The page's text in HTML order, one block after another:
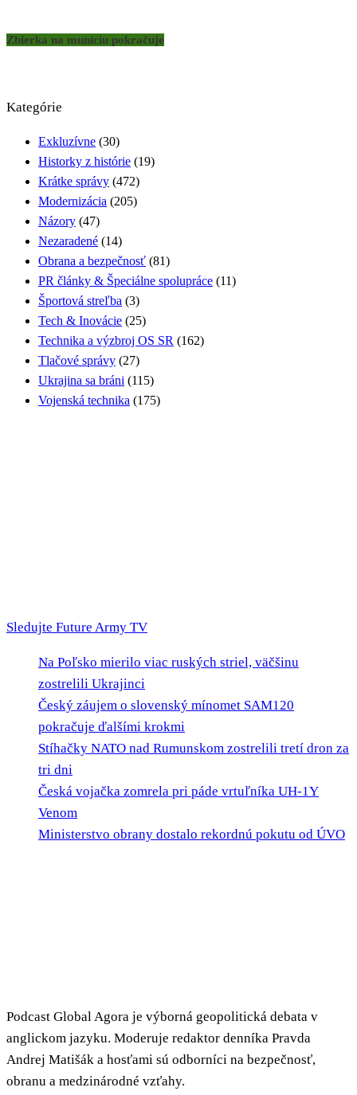
Zbierka na muníciu pokračuje
Kategórie
Exkluzívne (30)
Historky z histórie (19)
Krátke správy (472)
Modernizácia (205)
Názory (47)
Nezaradené (14)
Obrana a bezpečnosť (81)
PR články & Špeciálne spolupráce (11)
Športová streľba (3)
Tech & Inovácie (25)
Technika a výzbroj OS SR (162)
Tlačové správy (27)
Ukrajina sa bráni (115)
Vojenská technika (175)
Sledujte Future Army TV
Na Poľsko mierilo viac ruských striel, väčšinu
zostrelili Ukrajinci
Český záujem o slovenský mínomet SAM120
pokračuje ďalšími krokmi
Stíhačky NATO nad Rumunskom zostrelili tretí dron za
tri dni
Česká vojačka zomrela pri páde vrtuľníka UH-1Y
Venom
Ministerstvo obrany dostalo rekordnú pokutu od ÚVO
Podcast Global Agora je výborná geopolitická debata v
anglickom jazyku. Moderuje redaktor denníka Pravda
Andrej Matišák a hosťami sú odborníci na bezpečnosť,
obranu a medzinárodné vzťahy.